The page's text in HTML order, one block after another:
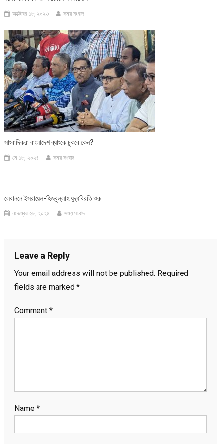
অক্টোবর ১৮, ২০২৩ সময় সংবাদ
সাংবাদিকরা বাংলাদেশ ব্যাংকে ঢুকবে কেন?
মে ১৮, ২০২৪ সময় সংবাদ
লেবাননে ইসরায়েল-হিজবুল্লাহ যুদ্ধবিরতি শুরু
নভেম্বর ২৮, ২০২৪ সময় সংবাদ
Leave a Reply
Your email address will not be published. Required
fields are marked *
Comment *
Name *